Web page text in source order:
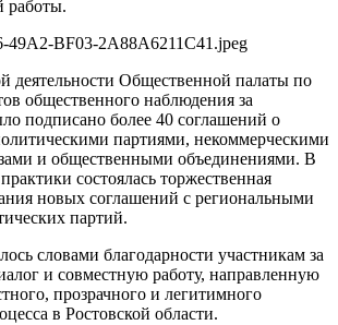
работы.
деятельности Общественной палаты по
общественного наблюдения за
подписано более 40 соглашений о
партиями, некоммерческими
и общественными объединениями. В
состоялась торжественная
новых соглашений с региональными
партий.
словами благодарности участникам за
и совместную работу, направленную
прозрачного и легитимного
в Ростовской области.